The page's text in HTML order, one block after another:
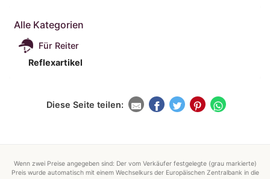
Alle Kategorien
Für Reiter
Reflexartikel
Diese Seite teilen:
Wenn zwei Preise angegeben sind: Der vom Verkäufer festgelegte (grau markierte)
Preis wurde automatisch mit einem Wechselkurs der Europäischen Zentralbank in die